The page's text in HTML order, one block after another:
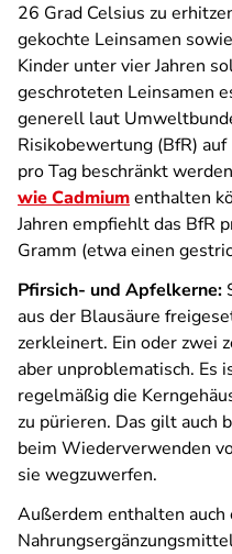
26 Grad Celsius zu
gekochte Leinsamen
Kinder unter vier Jahren
geschroteten Leinsamen
generell laut
Risikobewertung (BfR)
pro Tag beschränkt
wie Cadmiumenthalten
Jahren empfiehlt das BfR
Gramm (etwa einen
Pfirsich- und Apfelkerne:
aus der Blausäure
zerkleinert. Ein oder zwei
aber unproblematisch. Es
regelmäßig die
zu pürieren. Das gilt auch
beim Wiederverwenden
sie wegzuwerfen.
Außerdem enthalten auch